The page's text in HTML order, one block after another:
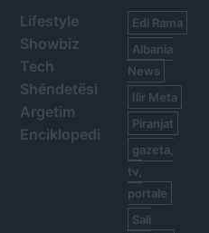
Lifestyle
Showbiz
Tech
Shëndetësi
Argetim
Enciklopedi
Edi Rama
Albania
News
Ilir Meta
Piranjat
gazeta,
tv,
portale
Sali